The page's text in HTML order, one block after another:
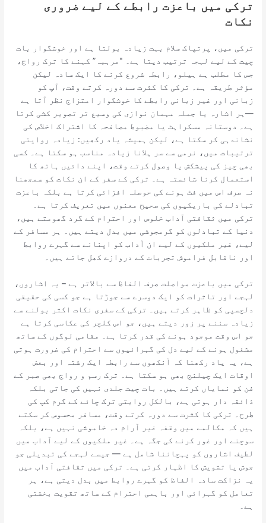
ترکی میں باعزت رابطے کے لیے ضروری
نکات
ترکی میں، پرتپاک سلام بہت زیادہ بولتا ہے اور خوشگوار بات
چیت کے لیے لہجہ ترتیب دیتا ہے۔ "مرہبہ” کہنے کا ترک رواج،
جس کا مطلب ہے ہیلو، رابطہ شروع کرنے کا ایک سادہ لیکن
مؤثر طریقہ ہے۔ ترکی کا کثرت سے دورہ کرتے وقت، آپ کو
زبانی اور غیر زبانی رابطے کا خوشگوار امتزاج نظر آتا ہے
—ہر اشارہ یا جملہ مہمان نوازی کی وسیع تر تصویر کشی کرتا
ہے۔ دوستانہ مسکراہٹ یا مضبوط مصافحہ کا اشتراک اخلاص کی
نشاندہی کر سکتا ہے، لیکن ہمیشہ یاد رکھیں: زیادہ روایتی
ترتیبات میں، نرمی سے سر ہلانا زیادہ مناسب ہو سکتا ہے۔ کسی
بھی چیز کی پیشکش یا وصول کرتے وقت، اپنے دائیں ہاتھ کا
استعمال کرنا شائستہ ہے۔ ترکی کے سفر کے ان نکات کو سمجھنا
نہ صرف اس میں فٹ ہونے کی حوصلہ افزائی کرتا ہے بلکہ باعزت
تبادلے کی باریکیوں کی صحیح معنوں میں تعریف کرتا ہے۔
ترکی میں ثقافتی آداب خلوص اور احترام کے گرد گھومتے ہیں،
دنیا کے تبادلوں کو گرمجوشی میں بدل دیتے ہیں۔ ہر مسافر کے
لیے، غیر ملکیوں کے لیے ان آداب کو اپنانے سے گہرے روابط
اور ناقابل فراموش تجربات کے دروازے کھل جاتے ہیں۔
ترکی میں باعزت مواصلت صرف الفاظ سے بالاتر ہے – یہ اشاروں،
لہجے اور تاثرات کو ایک دوسرے سے جوڑتا ہے جو کسی کی حقیقی
دلچسپی کو ظاہر کرتے ہیں۔ ترکی کے سفری نکات اکثر بولنے سے
زیادہ سننے پر زور دیتے ہیں، جو اس کلچر کی عکاسی کرتا ہے
جو اس وقت موجود ہونے کی قدر کرتا ہے۔ مقامی لوگوں کے ساتھ
مشغول ہونے کے لیے دل کی گہرائیوں سے احترام کی ضرورت ہوتی
ہے، یہ یاد رکھنا کہ آنکھوں سے رابطہ ایک رشتہ اور بعض
اوقات ایک چیلنج بھی ہو سکتا ہے۔ ترک رسم و رواج بھی صبر کے
فن کو نمایاں کرتے ہیں۔ بات چیت جلدی نہیں کی جاتی بلکہ
ذائقہ دار ہوتی ہے، بالکل روایتی ترک چائے کے گرم کپ کی
طرح۔ ترکی کا کثرت سے دورہ کرتے وقت، مسافر محسوس کر سکتے
ہیں کہ مکالمے میں وقفہ غیر آرام دہ خاموشی نہیں ہے، بلکہ
سوچنے اور غور کرنے کی جگہ ہے۔ غیر ملکیوں کے لیے آداب میں
لطیف اشاروں کو پہچاننا شامل ہے — جیسے لہجے کی تبدیلی جو
جوش یا تشویش کا اظہار کرتی ہے۔ ترکی میں ثقافتی آداب میں
یہ نزاکت سادہ الفاظ کو گہرے روابط میں بدل دیتی ہے، ہر
تعامل کو گہرائی اور باہمی احترام کے ساتھ تقویت بخشتی
ہے۔